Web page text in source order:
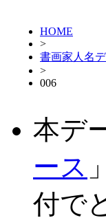
HOME
>
書画家人名
>
006
本デ
ース
付で